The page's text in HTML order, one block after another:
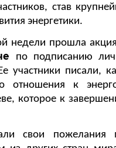
став
энергетики.
недели прошла акция
по подписанию
участники писали,
отношения к
которое к
свои